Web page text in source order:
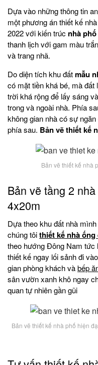
Dựa vào những thông tin
một phương án thiết kế
2022 với kiến trúc nhà
thanh lịch với gam màu
và trang nhã.
Do diện tích khu đấtmẫu
có mặt tiền khá bé, mà đất
trời khá rộng để lấy sáng
trong và ngoài nhà. Phía
không gian nhà có sự
phía sau. Bản vẽ thiết kế
Bản vẽ thiết kế nhà
Bản vẽ tầng 2
4x20m
Dựa theo khu đất nhà
chúng tôithiết kế nhà ống
theo hướng Đông Nam tức
thiết kế ngay lối sảnh đi
gian phòng khách vàbếp
sân vườn xanh khô ngay
quan tự nhiên gần gũi
Bản vẽ thiết kế nhà phố hiện